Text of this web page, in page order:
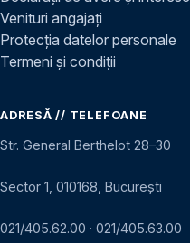
Venituri angajați
Protecția datelor personale
Termeni și condiții
ADRESĂ // TELEFOANE
Str. General Berthelot 28–30
Sector 1, 010168, București
021/405.62.00 · 021/405.63.00